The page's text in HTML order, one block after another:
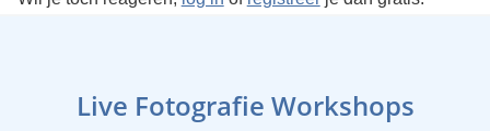
Live Fotografie Workshops